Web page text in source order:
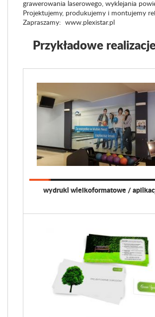
grawerowania laserowego, wyklejania
Projektujemy, produkujemy i montujemy
Zapraszamy: www.plexistar.pl
Przykładowe
wydruki wielkoformatowe /